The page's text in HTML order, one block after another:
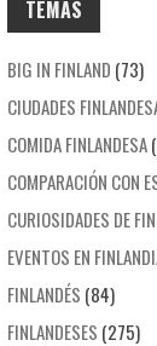
TEMAS
BIG IN FINLAND (73)
CIUDADES
COMIDA FINLANDESA
COMPARACIÓN CON
CURIOSIDADES DE
EVENTOS EN
FINLANDÉS (84)
FINLANDESES (275)